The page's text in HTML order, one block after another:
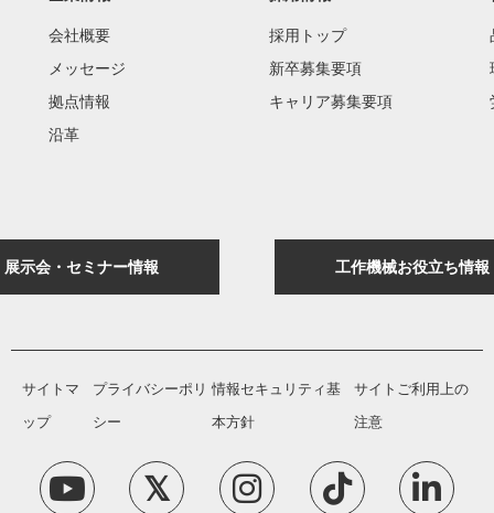
会社概要
メッセージ
拠点情報
沿革
採用トップ
新卒募集要項
キャリア募集要項
展示会・セミナー情報 工作機械お役立ち情報
サイトマ
ップ
プライバシーポリ
シー
情報セキュリティ基
本方針
サイトご利用上の
注意